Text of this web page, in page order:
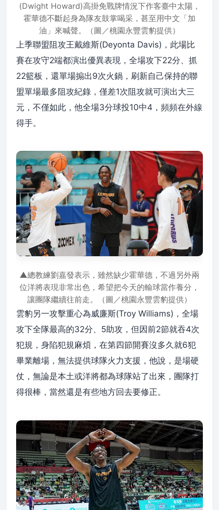
(Dwight Howard)高掛免戰牌情況下作客臺中太陽，
霍華德不斷起身為隊友鼓掌喝采，甚至用中文「加
油」來喊聲。（圖／桃園永豐雲豹提供）
上季聯盟阻攻王戴維斯(Deyonta Davis)，此場比
賽在攻守2端都演出優異表現，全場攻下22分、抓
22籃板，還單場搧出9次火鍋，刷新自己保持的聯
盟單場最多阻攻紀錄，僅差1次阻攻就可演出大三
元，不僅如此，他全場3分球投10中4，頻頻在外線
得手。
▲總教練劉嘉發表示，雖然缺少霍華德，不過另外兩
位洋將表現非常出色，希望把今天的輸球當作養分，
讓團隊繼續往前走。（圖／桃園永豐雲豹提供）
雲豹另一攻擊重心為威廉斯(Troy Williams)，全場
攻下全隊最高的32分、5助攻，但因前2節就吞4次
犯規，身陷犯規麻煩，在第四節開賽沒多久就6犯
畢業離場，無法提供球隊火力支援，他說，是場硬
仗，無論是本土或洋將都為球隊站了出來，團隊打
得很棒，當然還是有些地方回去要修正。